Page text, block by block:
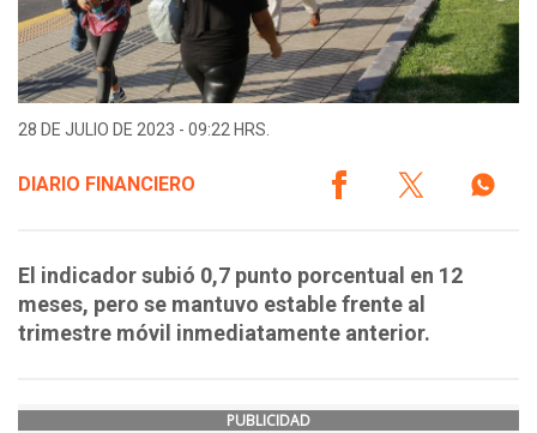
28 DE JULIO DE 2023 - 09:22 HRS.
DIARIO FINANCIERO
El indicador subió 0,7 punto porcentual en 12
meses, pero se mantuvo estable frente al
trimestre móvil inmediatamente anterior.
PUBLICIDAD